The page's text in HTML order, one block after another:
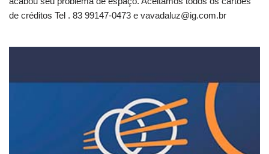
de créditos Tel . 83 99147-0473 e vavadaluz@ig.com.br